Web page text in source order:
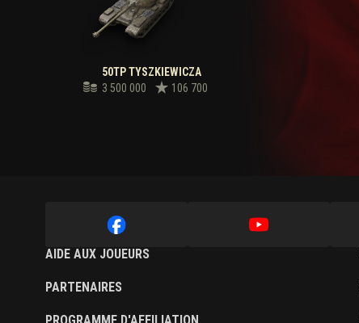
50TP TYSZKIEWICZA
3 500 000
106 700
AIDE AUX JOUEURS
PARTENAIRES